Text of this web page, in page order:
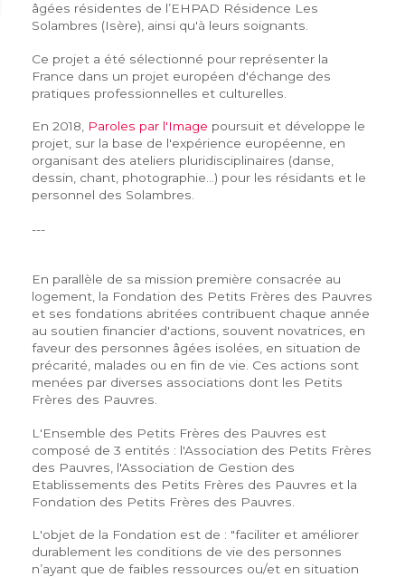
âgées résidentes de l’EHPAD Résidence Les
Solambres (Isère), ainsi qu'à leurs soignants.
Ce projet a été sélectionné pour représenter la
France dans un projet européen d'échange des
pratiques professionnelles et culturelles.
En 2018, Paroles par l'Image poursuit et développe le
projet, sur la base de l'expérience européenne, en
organisant des ateliers pluridisciplinaires (danse,
dessin, chant, photographie...) pour les résidants et le
personnel des Solambres.
---
En parallèle de sa mission première consacrée au
logement, la Fondation des Petits Frères des Pauvres
et ses fondations abritées contribuent chaque année
au soutien financier d'actions, souvent novatrices, en
faveur des personnes âgées isolées, en situation de
précarité, malades ou en fin de vie. Ces actions sont
menées par diverses associations dont les Petits
Frères des Pauvres.
L'Ensemble des Petits Frères des Pauvres est
composé de 3 entités : l'Association des Petits Frères
des Pauvres, l'Association de Gestion des
Etablissements des Petits Frères des Pauvres et la
Fondation des Petits Frères des Pauvres.
L'objet de la Fondation est de : "faciliter et améliorer
durablement les conditions de vie des personnes
n’ayant que de faibles ressources ou/et en situation